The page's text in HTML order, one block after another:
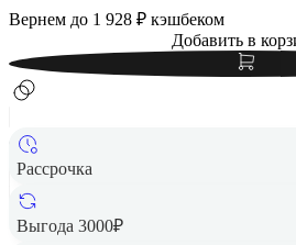
Вернем до 1 928 ₽ кэшбеком
Добавить в
Рассрочка
Выгода 3000₽
Apple iPhone 14 Pro Max 128Gb